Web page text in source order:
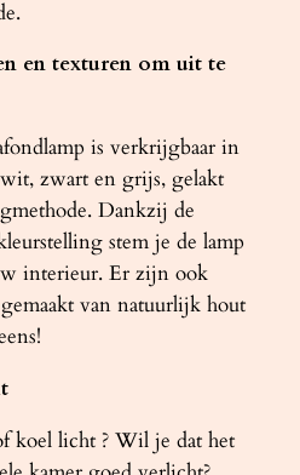
en texturen om uit te
is verkrijgbaar in
zwart en grijs, gelakt
Dankzij de
stem je de lamp
interieur. Er zijn ook
van natuurlijk hout
koel licht ? Wil je dat het